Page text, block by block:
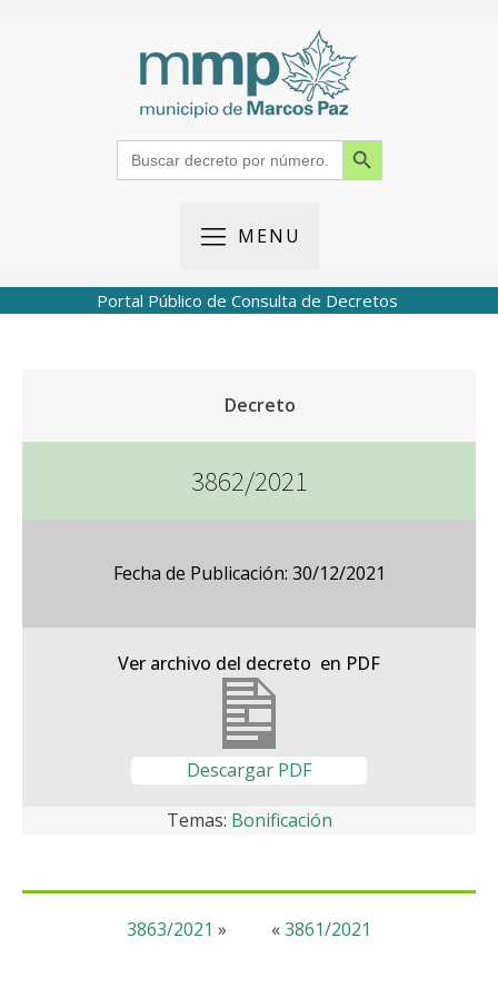
Search
for:
Search Button
MENU
Portal Público de Consulta de Decretos
Decreto
3862/2021
Fecha de Publicación: 30/12/2021
Ver archivo del decreto en PDF
Descargar PDF
Temas: Bonificación
«3861/2021
3863/2021 »